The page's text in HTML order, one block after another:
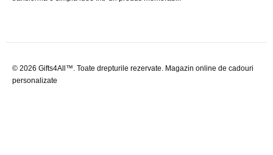
© 2026 Gifts4All™. Toate drepturile rezervate. Magazin online de cadouri
personalizate